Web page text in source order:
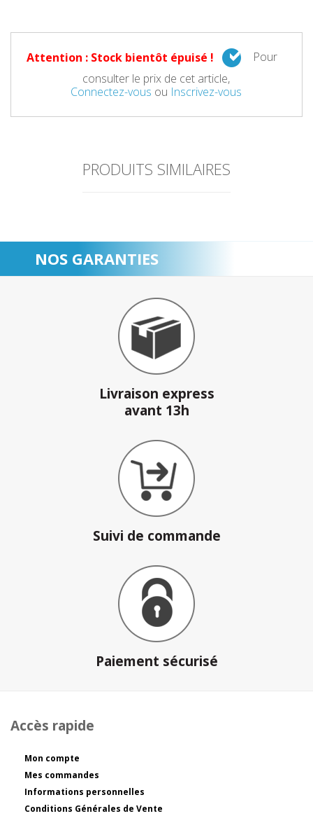
Attention : Stock bientôt épuisé !
Pour
consulter le prix de cet article,
Connectez-vous ou Inscrivez-vous
PRODUITS SIMILAIRES
NOS GARANTIES
Livraison express
avant 13h
Suivi de commande
Paiement sécurisé
Accès rapide
Mon compte
Mes commandes
Informations personnelles
Conditions Générales de Vente